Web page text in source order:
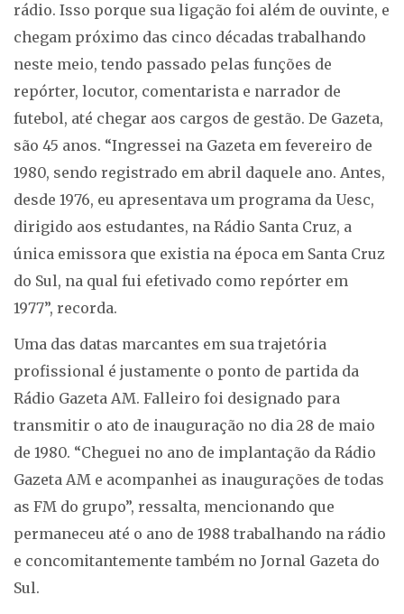
rádio. Isso porque sua ligação foi além de ouvinte, e
chegam próximo das cinco décadas trabalhando
neste meio, tendo passado pelas funções de
repórter, locutor, comentarista e narrador de
futebol, até chegar aos cargos de gestão. De Gazeta,
são 45 anos. “Ingressei na Gazeta em fevereiro de
1980, sendo registrado em abril daquele ano. Antes,
desde 1976, eu apresentava um programa da Uesc,
dirigido aos estudantes, na Rádio Santa Cruz, a
única emissora que existia na época em Santa Cruz
do Sul, na qual fui efetivado como repórter em
1977”, recorda.
Uma das datas marcantes em sua trajetória
profissional é justamente o ponto de partida da
Rádio Gazeta AM. Falleiro foi designado para
transmitir o ato de inauguração no dia 28 de maio
de 1980. “Cheguei no ano de implantação da Rádio
Gazeta AM e acompanhei as inaugurações de todas
as FM do grupo”, ressalta, mencionando que
permaneceu até o ano de 1988 trabalhando na rádio
e concomitantemente também no Jornal Gazeta do
Sul.